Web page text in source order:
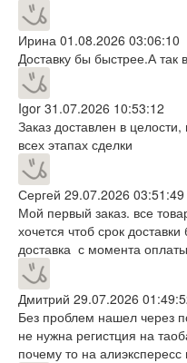
Ирина 01.08.2026 03:06:10
Доставку бы быстрее.А так
Igor 31.07.2026 10:53:12
Заказ доставлен в
всех этапах сделки
Сергей 29.07.2026 03:51:49
Мой первый заказ. все
хочется чтоб срок
доставка с момента
Дмитрий 29.07.2026
Без проблем нашел через
не нужна регистция на
почему то на